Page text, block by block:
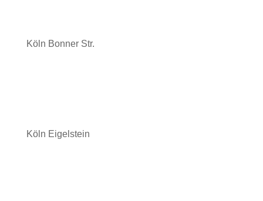
Köln Bonner Str.
Köln Eigelstein